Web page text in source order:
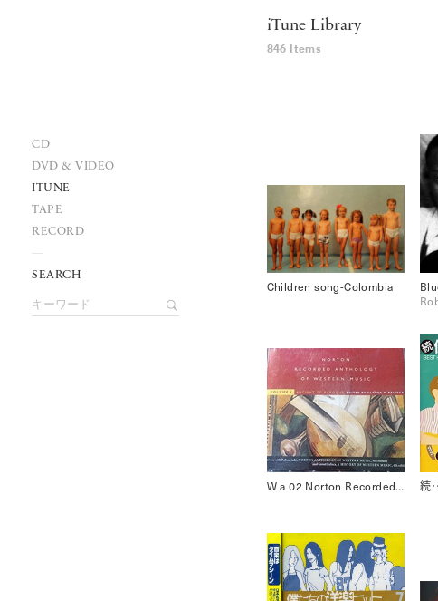
iTune Library
846 Items
CD
DVD & VIDEO
ITUNE
TAPE
RECORD
SEARCH
Children song-Colombia
W a 02 Norton Recorded Anthology of Western Music, Vol. 1 Ancient to Baroque [Disc 2]